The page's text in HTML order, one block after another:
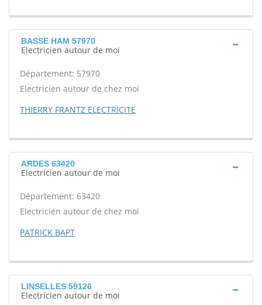
BASSE HAM 57970
Electricien autour de moi
Département: 57970
Electricien autour de chez moi
THIERRY FRANTZ ELECTRICITE
ARDES 63420
Electricien autour de moi
Département: 63420
Electricien autour de chez moi
PATRICK BAPT
LINSELLES 59126
Electricien autour de moi